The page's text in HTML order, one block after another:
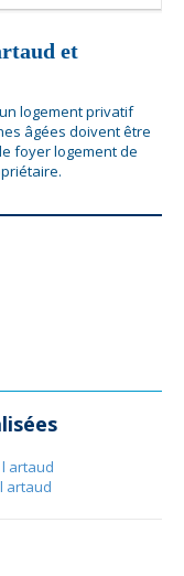
et
logement privatif
âgées doivent être
foyer logement de
artaud
artaud